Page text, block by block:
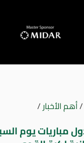
/أهم الأخبار/